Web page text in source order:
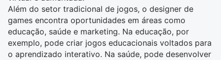
Além do setor tradicional de jogos, o designer de
games encontra oportunidades em áreas como
educação, saúde e marketing. Na educação, por
exemplo, pode criar jogos educacionais voltados para
o aprendizado interativo. Na saúde, pode desenvolver